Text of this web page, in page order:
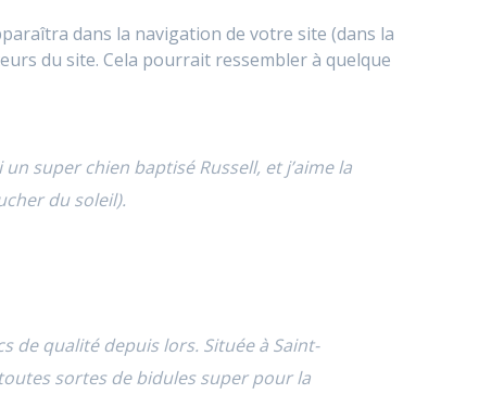
dans la navigation de votre site (dans la
du site. Cela pourrait ressembler à quelque
super chien baptisé Russell, et j’aime la
du soleil).
de qualité depuis lors. Située à Saint-
sortes de bidules super pour la